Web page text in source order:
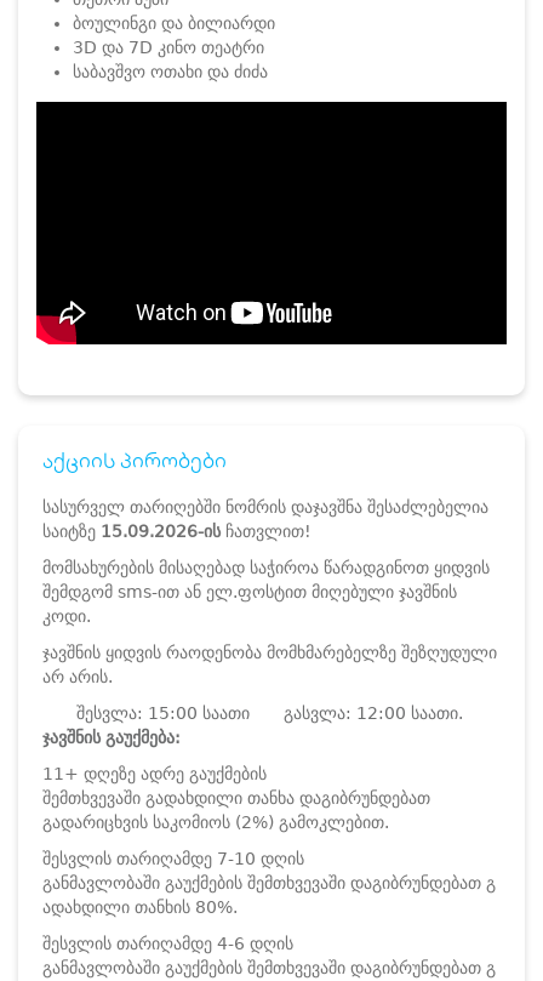
ბოულინგი და ბილიარდი
3D და 7D კინო თეატრი
საბავშვო ოთახი და ძიძა
აქციის პირობები
სასურველ თარიღებში ნომრის დაჯავშნა შესაძლებელია
საიტზე 15.09.2026-ის ჩათვლით!
მომსახურების მისაღებად საჭიროა წარადგინოთ ყიდვის
შემდგომ sms-ით ან ელ.ფოსტით მიღებული ჯავშნის
კოდი.
ჯავშნის ყიდვის რაოდენობა მომხმარებელზე შეზღუდული
არ არის.
შესვლა: 15:00 საათი გასვლა: 12:00 საათი.
ჯავშნის გაუქმება:
11+ დღეზე ადრე გაუქმების
შემთხვევაში გადახდილი თანხა დაგიბრუნდებათ
გადარიცხვის საკომიოს (2%) გამოკლებით.
შესვლის თარიღამდე 7-10 დღის
განმავლობაში გაუქმების შემთხვევაში დაგიბრუნდებათ გ
ადახდილი თანხის 80%.
შესვლის თარიღამდე 4-6 დღის
განმავლობაში გაუქმების შემთხვევაში დაგიბრუნდებათ გ